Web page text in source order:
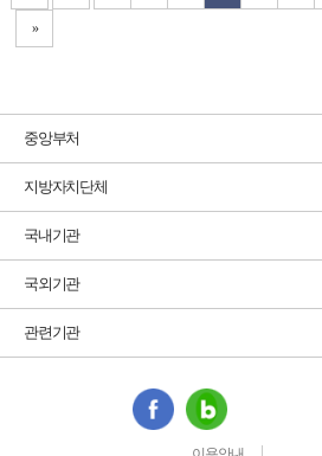
»
중앙부처
지방자치단체
국내기관
국외기관
관련기관